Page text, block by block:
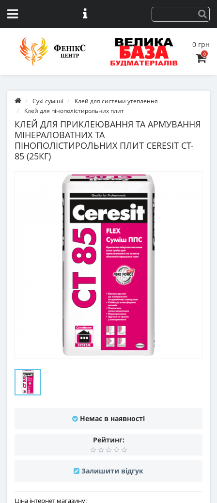
0 грн
0
Сухі суміші
Клей для системи утеплення
Клей для пінополістирольних плит
КЛЕЙ ДЛЯ ПРИКЛЕЮВАННЯ ТА АРМУВАННЯ
МІНЕРАЛОВАТНИХ ТА
ПІНОПОЛІСТИРОЛЬНИХ ПЛИТ CERESIT CT-
85 (25КГ)
Немає в наявності
Рейтинг:
Залишити відгук
Ціна інтернет магазину: